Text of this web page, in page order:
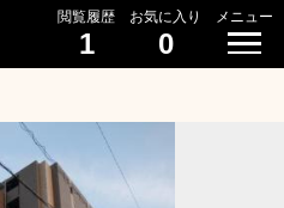
閲覧履歴
1
お気に入り
0
メニュー